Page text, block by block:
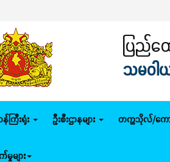
ပြည်ထ
သမဝါ
န်ကြီးရုံး ဦးစီးဌာနများ တက္ကသိုလ်/ကော
များ